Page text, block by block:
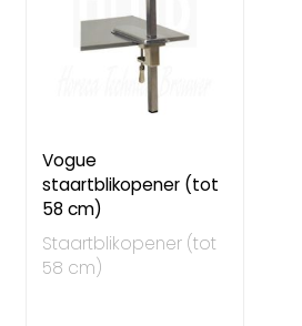
Vogue
staartblikopener (tot
58 cm)
Staartblikopener (tot
58 cm)